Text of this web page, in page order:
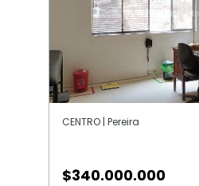
CENTRO | Pereira
$340.000.000